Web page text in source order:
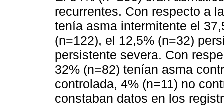
recurrentes. Con respecto a
tenía asma intermitente el
(n=122), el 12,5% (n=32)
persistente severa. Con
32% (n=82) tenían asma
controlada, 4% (n=11) no
constaban datos en los